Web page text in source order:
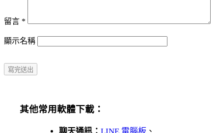
留言 *
顯示名稱
其他常用軟體下載：
聊天通訊： LINE 電腦板 、